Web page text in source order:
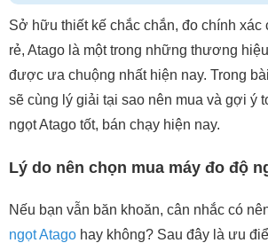
Sở hữu thiết kế chắc chắn, đo chính xác
rẻ, Atago là một trong những thương
được ưa chuộng nhất hiện nay. Trong
sẽ cùng lý giải tại sao nên mua và gợi ý
ngọt Atago tốt, bán chạy hiện nay.
Lý do nên chọn mua máy đo độ
Nếu bạn vẫn băn khoăn, cân nhắc có
ngọt Atago hay không? Sau đây là ưu